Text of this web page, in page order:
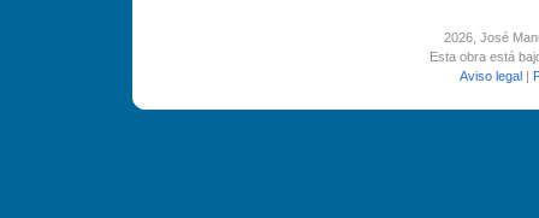
2026, José
Esta obra está
Aviso legal |